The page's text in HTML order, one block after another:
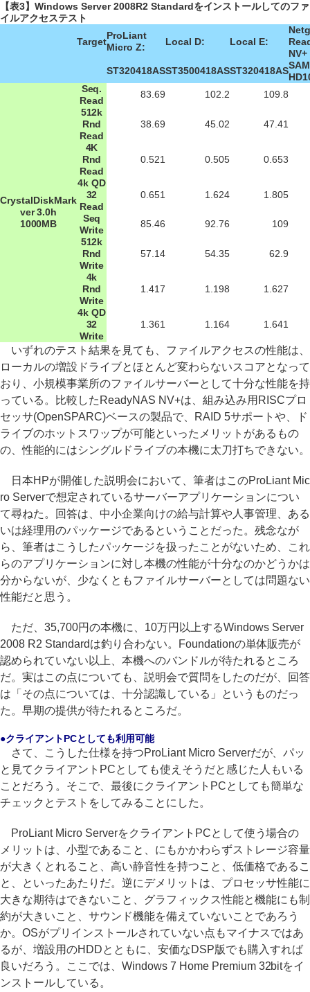
【表3】Windows Server 2008R2 Standardをインストールしてのファ
イルアクセステスト
Target
ProLiant
Micro Z:
Local D: Local E:
ST320418ASST3500418ASST320418AS
CrystalDiskMark
ver 3.0h
1000MB
Seq.
Read
83.69 102.2
109.8
512k
Rnd
Read
38.69 45.02 47.41
4K
Rnd
Read
0.521 0.505 0.653
4k QD
32
Read
0.651 1.624 1.805
Seq
Write
85.46 92.76
109
512k
Rnd
Write
57.14 54.35 62.9
4k
Rnd
Write
1.417 1.198 1.627
4k QD
32
Write
1.361 1.164 1.641
いずれのテスト結果を見ても、ファイルアクセスの性能は、
ローカルの増設ドライブとほとんど変わらないスコアとなって
おり、小規模事業所のファイルサーバーとして十分な性能を持
っている。比較したReadyNAS NV+は、組み込み用RISCプロ
セッサ(OpenSPARC)ベースの製品で、RAID 5サポートや、ド
ライブのホットスワップが可能といったメリットがあるもの
の、性能的にはシングルドライブの本機に太刀打ちできない。
日本HPが開催した説明会において、筆者はこのProLiant Mic
ro Serverで想定されているサーバーアプリケーションについ
て尋ねた。回答は、中小企業向けの給与計算や人事管理、ある
いは経理用のパッケージであるということだった。残念なが
ら、筆者はこうしたパッケージを扱ったことがないため、これ
らのアプリケーションに対し本機の性能が十分なのかどうかは
分からないが、少なくともファイルサーバーとしては問題ない
性能だと思う。
ただ、35,700円の本機に、10万円以上するWindows Server
2008 R2 Standardは釣り合わない。Foundationの単体販売が
認められていない以上、本機へのバンドルが待たれるところ
だ。実はこの点についても、説明会で質問をしたのだが、回答
は「その点については、十分認識している」というものだっ
た。早期の提供が待たれるところだ。
●クライアントPCとしても利用可能
さて、こうした仕様を持つProLiant Micro Serverだが、パッ
と見てクライアントPCとしても使えそうだと感じた人もいる
ことだろう。そこで、最後にクライアントPCとしても簡単な
チェックとテストをしてみることにした。
ProLiant Micro ServerをクライアントPCとして使う場合の
メリットは、小型であること、にもかかわらずストレージ容量
が大きくとれること、高い静音性を持つこと、低価格であるこ
と、といったあたりだ。逆にデメリットは、プロセッサ性能に
大きな期待はできないこと、グラフィックス性能と機能にも制
約が大きいこと、サウンド機能を備えていないことであろう
か。OSがプリインストールされていない点もマイナスではあ
るが、増設用のHDDとともに、安価なDSP版でも購入すれば
良いだろう。ここでは、Windows 7 Home Premium 32bitをイ
ンストールしている。